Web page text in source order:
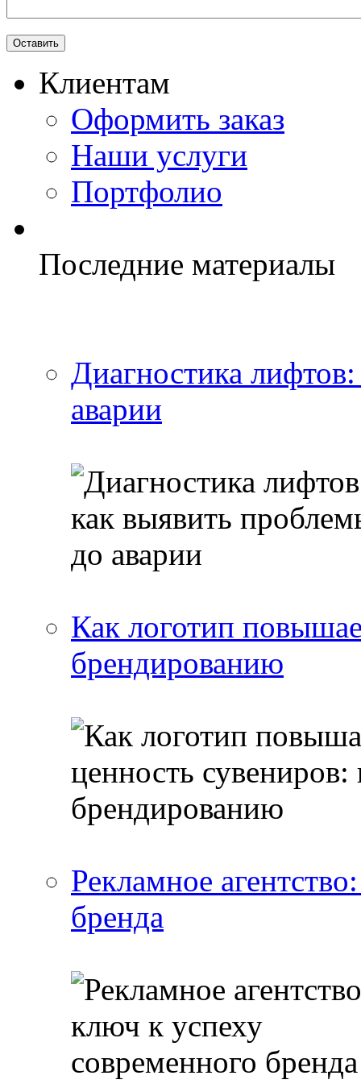
Клиентам
Оформить заказ
Наши услуги
Портфолио
Последние материалы
Диагностика
аварии
Как логотип
брендированию
Рекламное
бренда